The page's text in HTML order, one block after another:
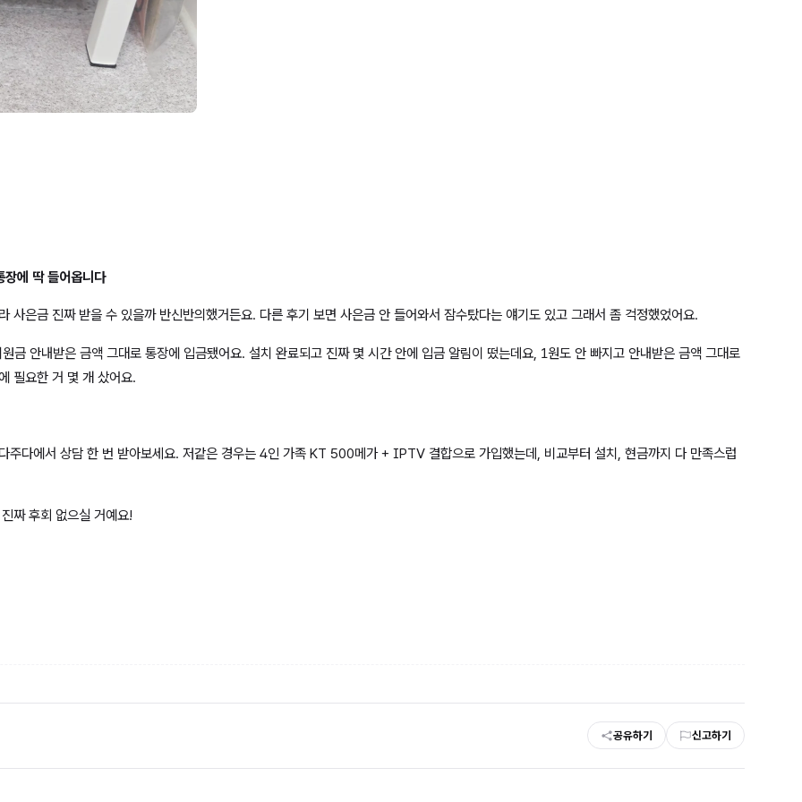
에 딱 들어옵니다
사은금 진짜 받을 수 있을까 반신반의했거든요. 다른 후기 보면 사은금 안 들어와서 잠수탔다는 얘기도 있고 그래서 좀 걱정했었어요.
안내받은 금액 그대로 통장에 입금됐어요. 설치 완료되고 진짜 몇 시간 안에 입금 알림이 떴는데요, 1원도 안 빠지고 안내받은 금액 그대로
필요한 거 몇 개 샀어요.
주다에서 상담 한 번 받아보세요. 저같은 경우는 4인 가족 KT 500메가 + IPTV 결합으로 가입했는데, 비교부터 설치, 현금까지 다 만족스럽
짜 후회 없으실 거예요!
공유하기 신고하기